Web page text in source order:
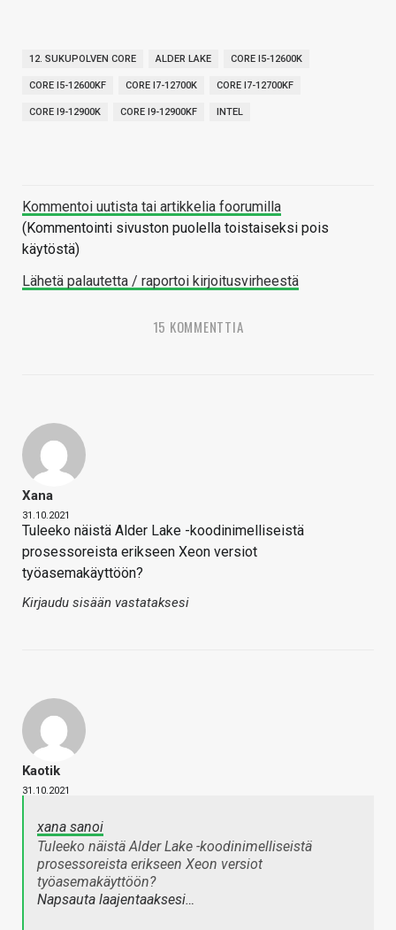
12. SUKUPOLVEN CORE ALDER LAKE CORE I5-12600K
CORE I5-12600KF CORE I7-12700K CORE I7-12700KF
CORE I9-12900K CORE I9-12900KF INTEL
Kommentoi uutista tai artikkelia foorumilla
(Kommentointi sivuston puolella toistaiseksi pois
käytöstä)
Lähetä palautetta / raportoi kirjoitusvirheestä
15 KOMMENTTIA
Xana
31.10.2021
Tuleeko näistä Alder Lake -koodinimelliseistä
prosessoreista erikseen Xeon versiot
työasemakäyttöön?
Kirjaudu sisään vastataksesi
Kaotik
31.10.2021
xana sanoi
Tuleeko näistä Alder Lake -koodinimelliseistä
prosessoreista erikseen Xeon versiot
työasemakäyttöön?
Napsauta laajentaaksesi…